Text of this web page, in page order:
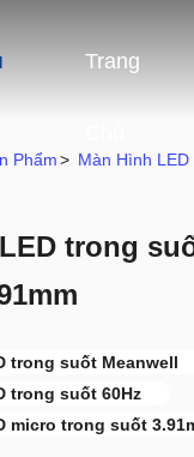
Trang
Phẩm> Màn Hình
trong
trong suốt Meanwell
trong suốt 60Hz
micro trong suốt